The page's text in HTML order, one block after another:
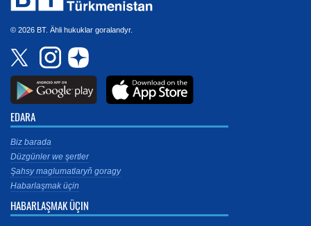
© 2026 BT. Ähli hukuklar goralandyr.
EDARA
Biz barada
Düzgünler we şertler
Şahsy maglumatlaryň goragy
Habarlaşmak üçin
HABARLAŞMAK ÜÇIN